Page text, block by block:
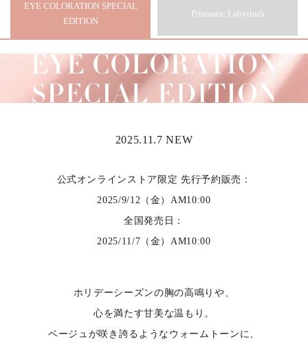
EYE COLORATION SPECIAL
EDITION
Prismatic Labyrinth
2025.11.7 NEW
公式オンラインストア限定 先行予約販売：
2025/9/12（金）AM10:00
全国発売日：
2025/11/7（金）AM10:00
ホリデーシーズンの胸の高鳴りや、
心を満たす甘美な温もり。
ベージュが咲き誇るようなウォームトーンに、